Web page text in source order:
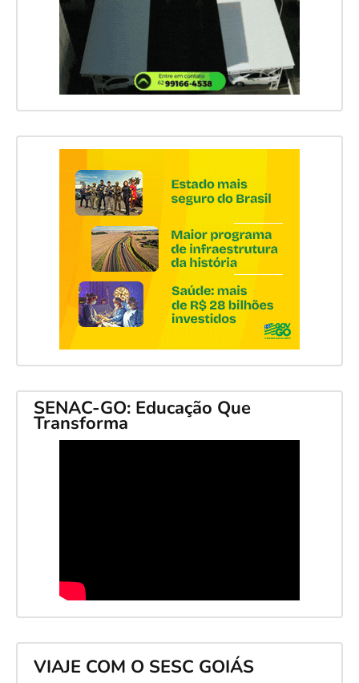
SENAC-GO: Educação Que
Transforma
VIAJE COM O SESC GOIÁS